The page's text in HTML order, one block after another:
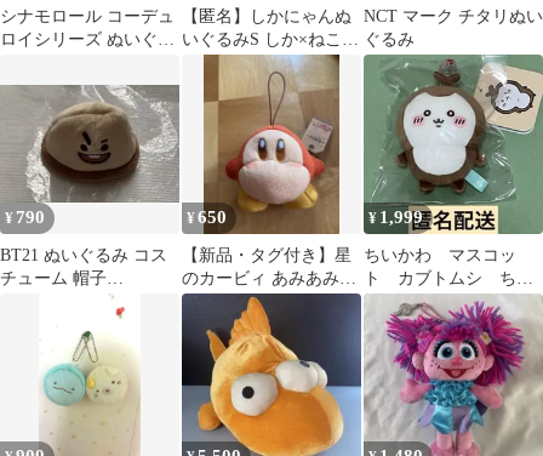
シナモロール コーデュ
ロイシリーズ ぬいぐる
【匿名】しかにゃんぬ
いぐるみS しか×ねこ
マスコット
NCT マーク チタリぬい
ぐるみ
¥ 790
BT21 ぬいぐるみ コス
チューム 帽子
¥650
【新品・タグ付き】星
のカービィ あみあみマ
スコット ワドルディ
¥ 1,999
ちいかわ マスコッ
ト カブトムシ ちい
かぶ